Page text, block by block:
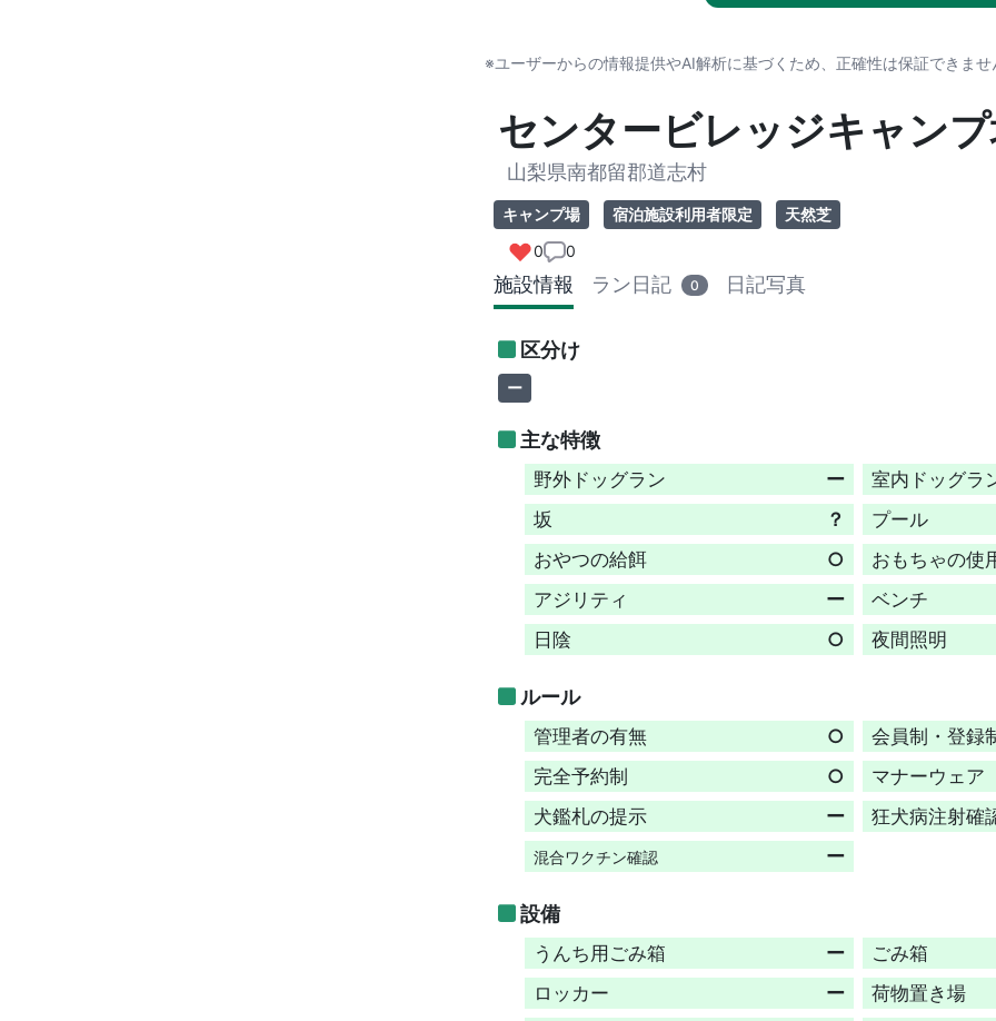
※ユーザーからの情報提供やAI解析に基づくため、正確性は保証できませ
センタービレッジキャン
山梨県南都留郡道志村
キャンプ場 宿泊施設利用者限定
天然芝
0
0
施設情報 ラン日記 0 日記写真
区分け
ー
主な特徴
野外ドッグラン ー 室内ドッグラ
坂
？ プール
おやつの給餌
○ おもちゃの使
アジリティ
ー ベンチ
日陰
○ 夜間照明
ルール
管理者の有無 ○ 会員制・登録
完全予約制
○ マナーウェア
犬鑑札の提示
ー 狂犬病注射確
混合ワクチン確認 ー
設備
うんち用ごみ箱 ー ごみ箱
ロッカー
ー 荷物置き場